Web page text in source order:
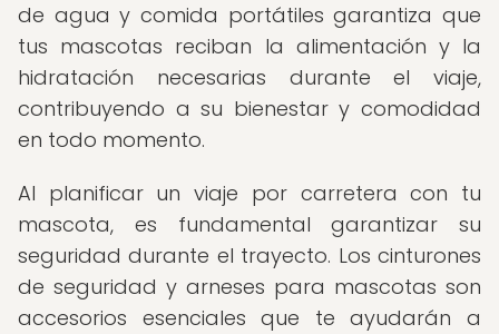
de agua y comida portátiles garantiza que
tus mascotas reciban la alimentación y la
hidratación necesarias durante el viaje,
contribuyendo a su bienestar y comodidad
en todo momento.
Al planificar un viaje por carretera con tu
mascota, es fundamental garantizar su
seguridad durante el trayecto. Los cinturones
de seguridad y arneses para mascotas son
accesorios esenciales que te ayudarán a